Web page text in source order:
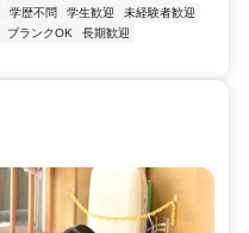
学歴不問 学生歓迎
未経験者歓迎
ブランクOK
長期歓迎